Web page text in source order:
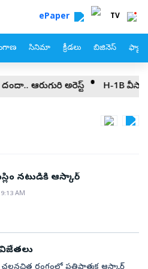
ePaper TV
సినిమా క్రీడలు బిజినెస్
ఆరుగురి అరెస్ట్‌ H-1B
నటుడికి ఆస్కార్‌
AM